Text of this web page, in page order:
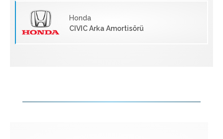
Honda
CIVIC Arka Amortisörü